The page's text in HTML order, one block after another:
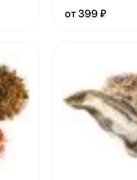
от 399 ₽